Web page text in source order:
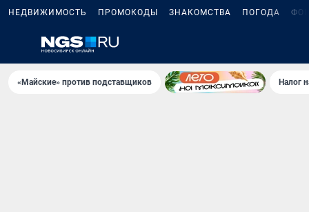
НЕДВИЖИМОСТЬ ПРОМОКОДЫ ЗНАКОМСТВА ПОГОДА
«Майские» против подставщиков Налог